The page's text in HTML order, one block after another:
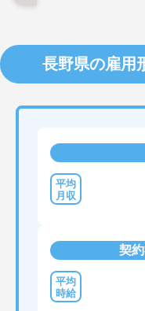
長野県の雇用
契